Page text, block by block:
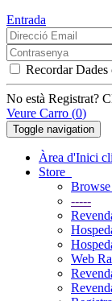
Entrada
Recordar Dades
No està Registrat?
Veure Carro (0)
Toggle navigation
Àrea d'Inici
Store
-----
Web